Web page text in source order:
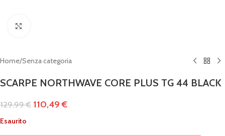
Home/Senza categoria
SCARPE NORTHWAVE CORE PLUS TG 44 BLACK
129,99€ 110,49€
Esaurito